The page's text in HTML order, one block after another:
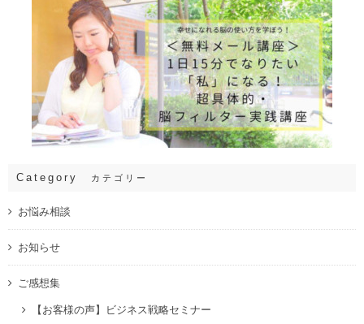
Category カテゴリー
お悩み相談
お知らせ
ご感想集
【お客様の声】ビジネス戦略セミナー